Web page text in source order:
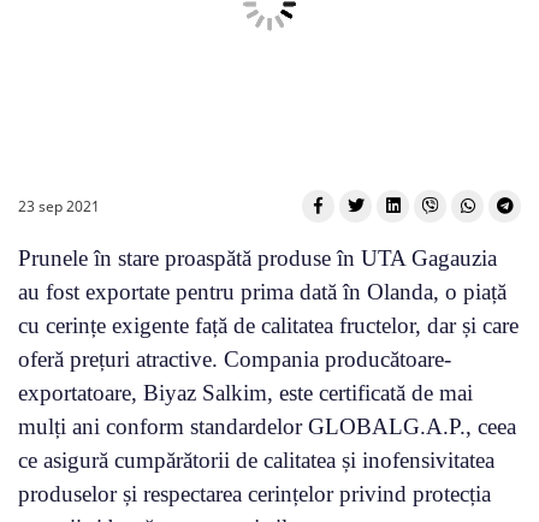
23 sep 2021
Prunele în stare proaspătă produse în UTA Gagauzia
au fost exportate pentru prima dată în Olanda, o piață
cu cerințe exigente față de calitatea fructelor, dar și care
oferă prețuri atractive. Compania producătoare-
exportatoare, Biyaz Salkim, este certificată de mai
mulți ani conform standardelor GLOBALG.A.P., ceea
ce asigură cumpărătorii de calitatea și inofensivitatea
produselor și respectarea cerințelor privind protecția